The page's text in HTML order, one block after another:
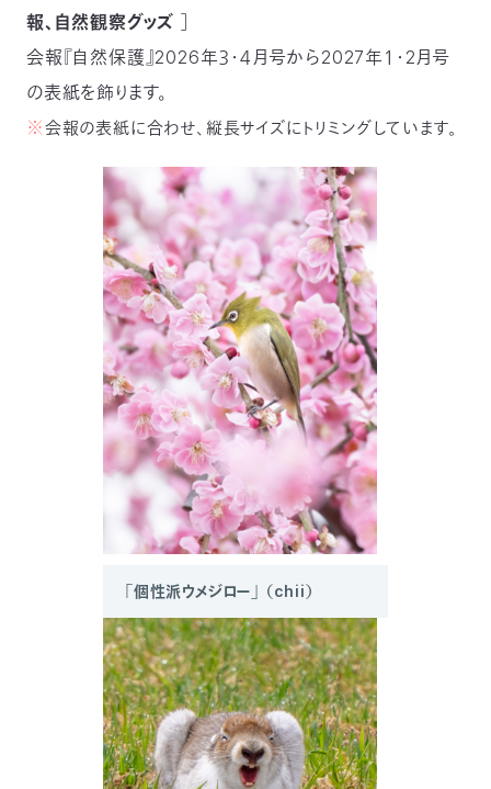
報、自然観察グッズ
会報『自然保護』2026年３・４月号から2027年１・2月号
の表紙を飾ります。
※会報の表紙に合わせ、縦長サイズにトリミングしています。
「個性派ウメジロー」 （chii）